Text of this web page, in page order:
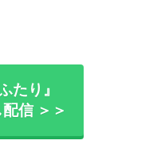
たり』
信 ＞＞